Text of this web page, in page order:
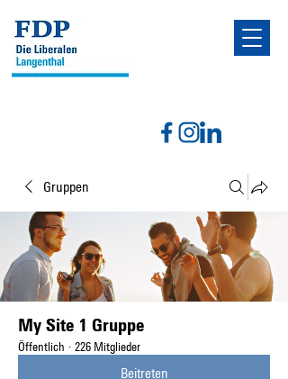
Gruppen
My Site 1 Gruppe
Öffentlich · 226 Mitglieder
Beitreten